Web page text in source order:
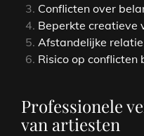
Conflicten over
Beperkte creatieve
Afstandelijke relatie
Risico op
Professionele
van artiesten